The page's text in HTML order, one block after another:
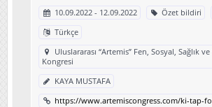
10.09.2022 - 12.09.2022 Özet bildiri
Türkçe
Uluslararası “Artemis” Fen, Sosyal, Sağlık
Kongresi
KAYA MUSTAFA
https://www.artemiscongress.com/ki-tap-